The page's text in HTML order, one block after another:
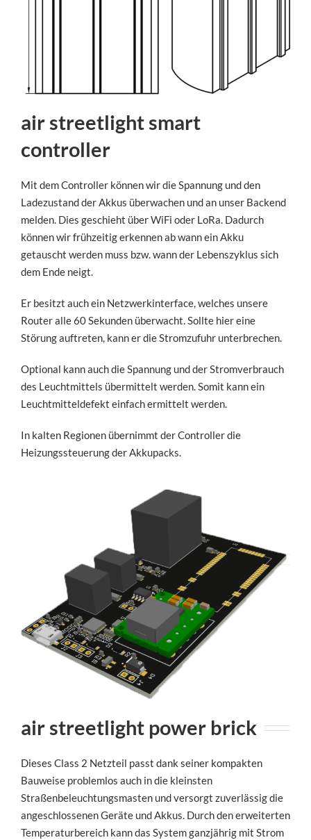
air streetlight smart
controller
Mit dem Controller können wir die Spannung und den
Ladezustand der Akkus überwachen und an unser Backend
melden. Dies geschieht über WiFi oder LoRa. Dadurch
können wir frühzeitig erkennen ab wann ein Akku
getauscht werden muss bzw. wann der Lebenszyklus sich
dem Ende neigt.
Er besitzt auch ein Netzwerkinterface, welches unsere
Router alle 60 Sekunden überwacht. Sollte hier eine
Störung auftreten, kann er die Stromzufuhr unterbrechen.
Optional kann auch die Spannung und der Stromverbrauch
des Leuchtmittels übermittelt werden. Somit kann ein
Leuchtmitteldefekt einfach ermittelt werden.
In kalten Regionen übernimmt der Controller die
Heizungssteuerung der Akkupacks.
air streetlight power brick
Dieses Class 2 Netzteil passt dank seiner kompakten
Bauweise problemlos auch in die kleinsten
Straßenbeleuchtungsmasten und versorgt zuverlässig die
angeschlossenen Geräte und Akkus. Durch den erweiterten
Temperaturbereich kann das System ganzjährig mit Strom